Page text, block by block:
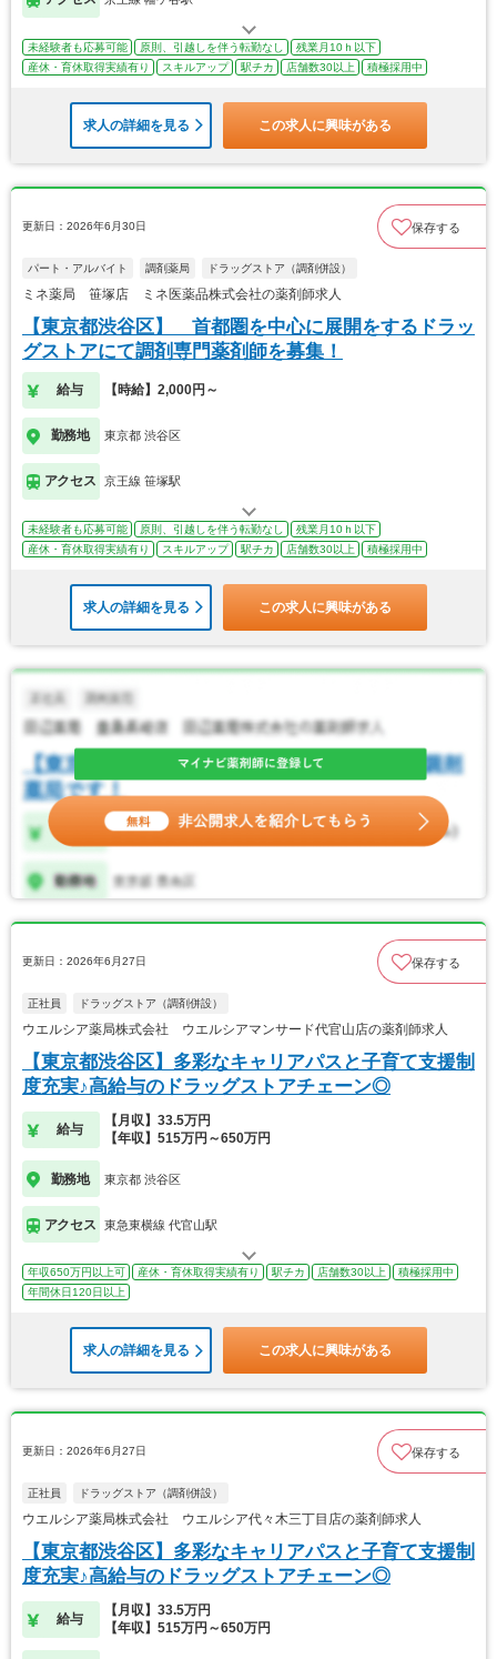
未経験者も応募可能 原則、引越しを伴う転勤なし
残業月10ｈ以下
産休・育休取得実績有り
スキルアップ 駅チカ 店舗数30以上 積極採用中
求人の詳細を見る この求人に興味がある
更新日：2026年6月30日 保存する
パート・アルバイト 調剤薬局 ドラッグストア（調剤併設）
ミネ薬局 笹塚店 ミネ医薬品株式会社の薬剤師求人
【東京都渋谷区】 首都圏を中心に展開をするドラッ
グストアにて調剤専門薬剤師を募集！
給与 【時給】2,000円～
勤務地 東京都 渋谷区
アクセス 京王線 笹塚駅
未経験者も応募可能 原則、引越しを伴う転勤なし
残業月10ｈ以下
産休・育休取得実績有り
スキルアップ 駅チカ 店舗数30以上 積極採用中
求人の詳細を見る この求人に興味がある
更新日：2026年6月27日 保存する
正社員 ドラッグストア（調剤併設）
ウエルシア薬局株式会社 ウエルシアマンサード代官山店の薬剤師求人
【東京都渋谷区】多彩なキャリアパスと子育て支援制
度充実♪高給与のドラッグストアチェーン◎
給与
【月収】33.5万円
【年収】515万円～650万円
勤務地 東京都 渋谷区
アクセス 東急東横線 代官山駅
年収650万円以上可 産休・育休取得実績有り 駅チカ 店舗数30以上
積極採用中
年間休日120日以上
求人の詳細を見る この求人に興味がある
更新日：2026年6月27日 保存する
正社員 ドラッグストア（調剤併設）
ウエルシア薬局株式会社 ウエルシア代々木三丁目店の薬剤師求人
【東京都渋谷区】多彩なキャリアパスと子育て支援制
度充実♪高給与のドラッグストアチェーン◎
給与
【月収】33.5万円
【年収】515万円～650万円